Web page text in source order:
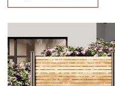
Servus!